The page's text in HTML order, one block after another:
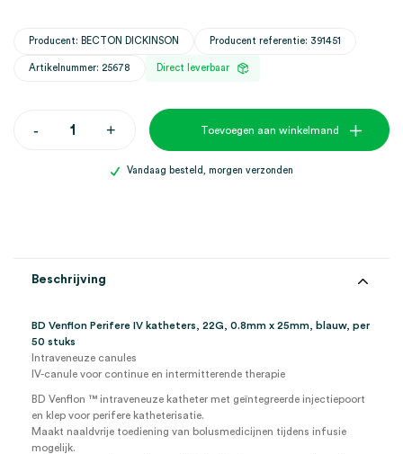
Producent: BECTON DICKINSON Producent referentie: 391451
Artikelnummer: 25678 Direct leverbaar
-
(50)
+ Toevoegen aan winkelmand
Vandaag besteld, morgen verzonden
Beschrijving
BD Venflon Perifere IV katheters, 22G, 0.8mm x 25mm, blauw, per
50 stuks
Intraveneuze canules
IV-canule voor continue en intermitterende therapie
BD Venflon ™ intraveneuze katheter met geïntegreerde injectiepoort
en klep voor perifere katheterisatie.
Maakt naaldvrije toediening van bolusmedicijnen tijdens infusie
mogelijk.